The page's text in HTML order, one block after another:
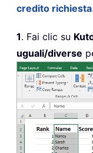
credito richiesta.
1. Fai clic su
uguali/diverse